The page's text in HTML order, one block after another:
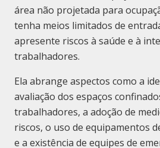
área não projetada para
tenha meios limitados de
apresente riscos à saúde e à
trabalhadores.
Ela abrange aspectos como a
avaliação dos espaços
trabalhadores, a adoção de
riscos, o uso de equipamentos
e a existência de equipes de